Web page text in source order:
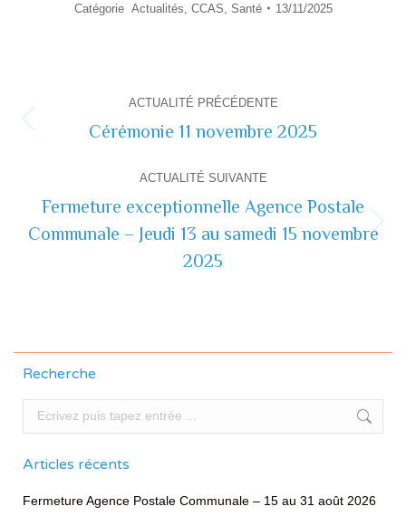
Catégorie Actualités CCAS Santé 13/11/2025
de
commentaire
ACTUALITÉ PRÉCÉDENTE
Actualité
Cérémonie 11 novembre 2025
ACTUALITÉ SUIVANTE
Actualité
suivante
Fermeture exceptionnelle Agence Postale
Communale – Jeudi 13 au samedi 15 novembre
2025
Recherche
Recherche
Articles récents
Fermeture Agence Postale Communale – 15 au 31 août 2026